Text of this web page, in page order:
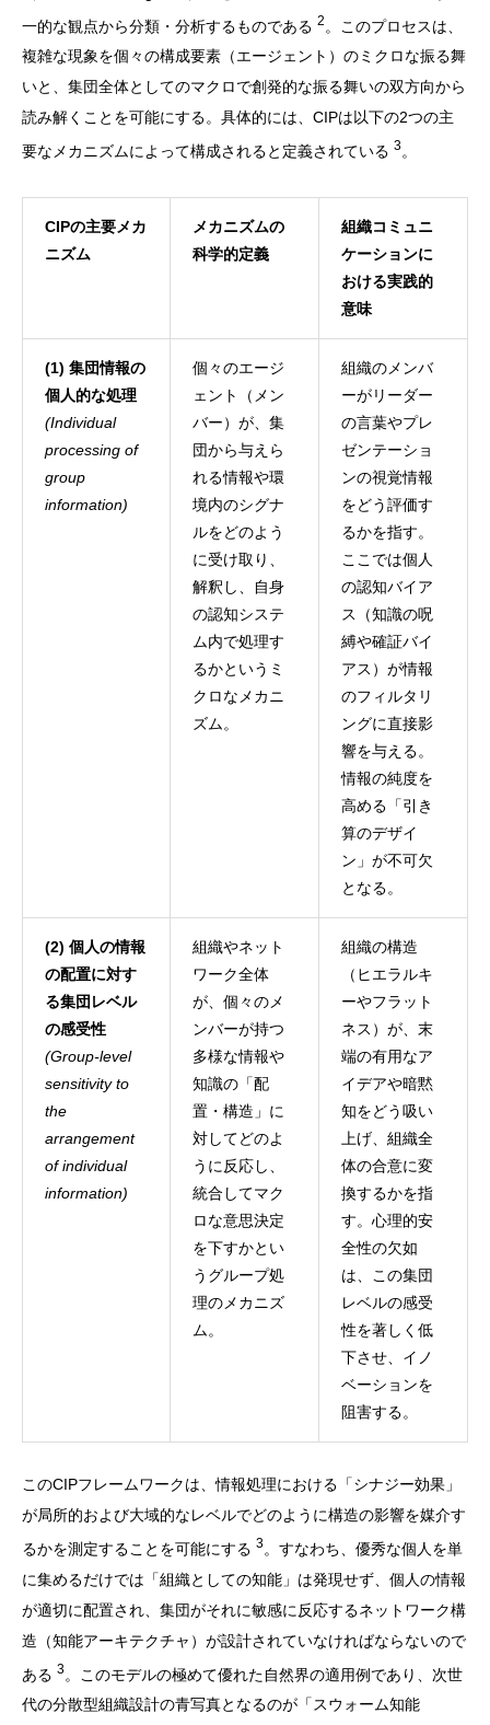
一的な観点から分類・分析するものである 2 。このプロセスは、
複雑な現象を個々の構成要素（エージェント）のミクロな振る舞
いと、集団全体としてのマクロで創発的な振る舞いの双方向から
読み解くことを可能にする。具体的には、CIPは以下の2つの主
要なメカニズムによって構成されると定義されている 3。
CIPの主要メカ
ニズム
メカニズムの
科学的定義
組織コミュニ
ケーションに
おける実践的
意味
(1) 集団情報の
個人的な処理
(Individual
processing of
group
information)
個々のエージ
ェント（メン
バー）が、集
団から与えら
れる情報や環
境内のシグナ
ルをどのよう
に受け取り、
解釈し、自身
の認知システ
ム内で処理す
るかというミ
クロなメカニ
ズム。
組織のメンバ
ーがリーダー
の言葉やプレ
ゼンテーショ
ンの視覚情報
をどう評価す
るかを指す。
ここでは個人
の認知バイア
ス（知識の呪
縛や確証バイ
アス）が情報
のフィルタリ
ングに直接影
響を与える。
情報の純度を
高める「引き
算のデザイ
ン」が不可欠
となる。
(2) 個人の情報
の配置に対す
る集団レベル
の感受性
(Group-level
sensitivity to
the
arrangement
of individual
information)
組織やネット
ワーク全体
が、個々のメ
ンバーが持つ
多様な情報や
知識の「配
置・構造」に
対してどのよ
うに反応し、
統合してマク
ロな意思決定
を下すかとい
うグループ処
理のメカニズ
ム。
組織の構造
（ヒエラルキ
ーやフラット
ネス）が、末
端の有用なア
イデアや暗黙
知をどう吸い
上げ、組織全
体の合意に変
換するかを指
す。心理的安
全性の欠如
は、この集団
レベルの感受
性を著しく低
下させ、イノ
ベーションを
阻害する。
このCIPフレームワークは、情報処理における「シナジー効果」
が局所的および大域的なレベルでどのように構造の影響を媒介す
るかを測定することを可能にする 3。すなわち、優秀な個人を単
に集めるだけでは「組織としての知能」は発現せず、個人の情報
が適切に配置され、集団がそれに敏感に反応するネットワーク構
造（知能アーキテクチャ）が設計されていなければならないので
ある 3。このモデルの極めて優れた自然界の適用例であり、次世
代の分散型組織設計の青写真となるのが「スウォーム知能